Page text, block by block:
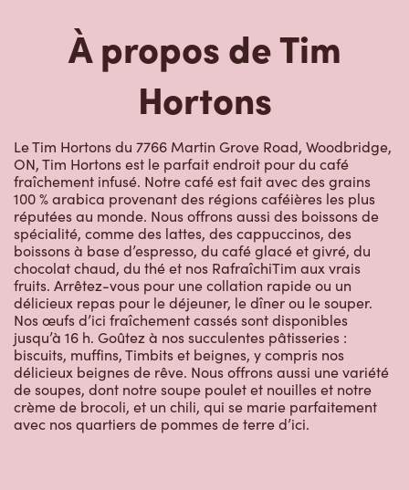
À propos de Tim
Hortons
Le Tim Hortons du 7766 Martin Grove Road, Woodbridge,
ON, Tim Hortons est le parfait endroit pour du café
fraîchement infusé. Notre café est fait avec des grains
100 % arabica provenant des régions caféières les plus
réputées au monde. Nous offrons aussi des boissons de
spécialité, comme des lattes, des cappuccinos, des
boissons à base d’espresso, du café glacé et givré, du
chocolat chaud, du thé et nos RafraîchiTim aux vrais
fruits. Arrêtez-vous pour une collation rapide ou un
délicieux repas pour le déjeuner, le dîner ou le souper.
Nos œufs d’ici fraîchement cassés sont disponibles
jusqu’à 16 h. Goûtez à nos succulentes pâtisseries :
biscuits, muffins, Timbits et beignes, y compris nos
délicieux beignes de rêve. Nous offrons aussi une variété
de soupes, dont notre soupe poulet et nouilles et notre
crème de brocoli, et un chili, qui se marie parfaitement
avec nos quartiers de pommes de terre d’ici.